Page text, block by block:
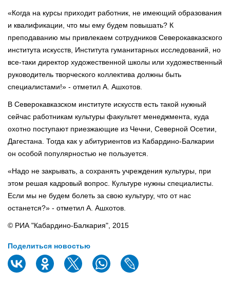
«Когда на курсы приходит работник, не имеющий образования
и квалификации, что мы ему будем повышать? К
преподаванию мы привлекаем сотрудников Северокавказского
института искусств, Института гуманитарных исследований, но
все-таки директор художественной школы или художественный
руководитель творческого коллектива должны быть
специалистами!» - отметил А. Ашхотов.
В Северокавказском институте искусств есть такой нужный
сейчас работникам культуры факультет менеджмента, куда
охотно поступают приезжающие из Чечни, Северной Осетии,
Дагестана. Тогда как у абитуриентов из Кабардино-Балкарии
он особой популярностью не пользуется.
«Надо не закрывать, а сохранять учреждения культуры, при
этом решая кадровый вопрос. Культуре нужны специалисты.
Если мы не будем болеть за свою культуру, что от нас
останется?» - отметил А. Ашхотов.
© РИА "Кабардино-Балкария", 2015
Поделиться новостью